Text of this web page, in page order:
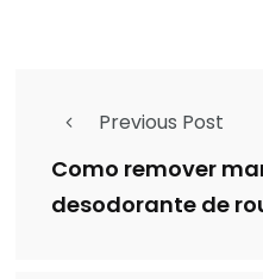
Previous Post
Como remover
desodorante de